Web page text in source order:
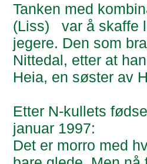
Tanken med
(Liss)
var å skaffe
jegere. Den som
Nittedal, etter at
Heia, en søster av
Etter N-kullets
januar 1997:
Det er morro med